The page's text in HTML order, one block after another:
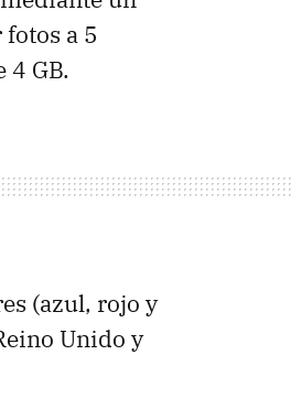
a 5
GB.
(azul, rojo y
Unido y